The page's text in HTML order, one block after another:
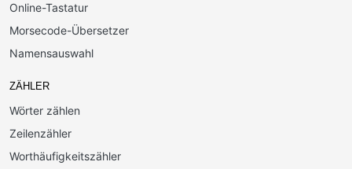
Online-Tastatur
Morsecode-Übersetzer
Namensauswahl
ZÄHLER
Wörter zählen
Zeilenzähler
Worthäufigkeitszähler